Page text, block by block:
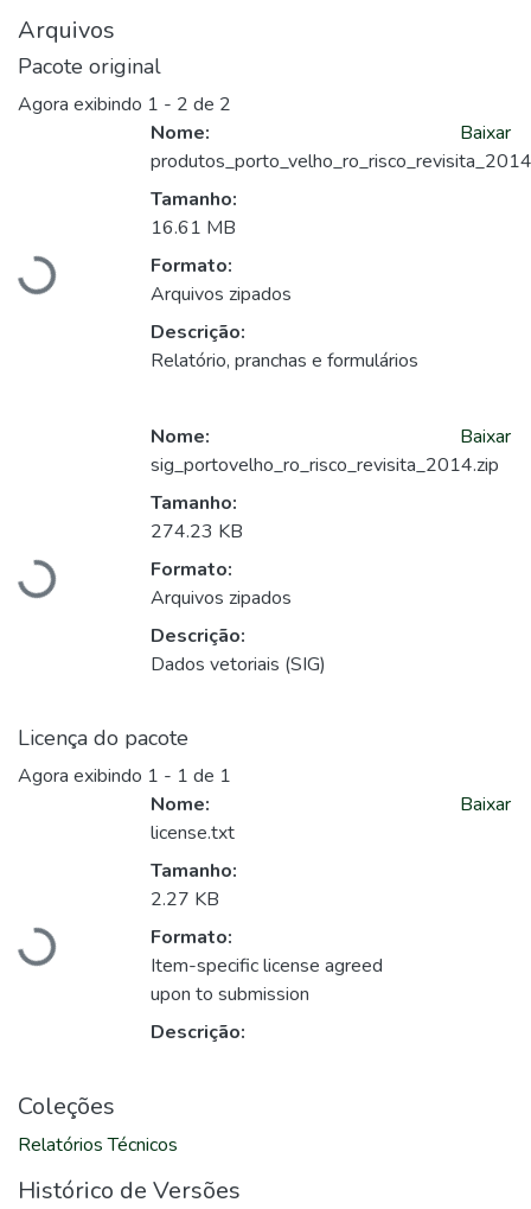
Arquivos
Pacote original
Agora exibindo 1 - 2 de 2
Carregando...
Nome:
Tamanho:
16.61 MB
Formato:
Arquivos zipados
Descrição:
Relatório, pranchas e formulários
Baixar
Carregando...
Nome:
sig_portovelho_ro_risco_revisita_2014.zip
Tamanho:
274.23 KB
Formato:
Arquivos zipados
Descrição:
Dados vetoriais (SIG)
Baixar
Licença do pacote
Agora exibindo 1 - 1 de 1
Carregando...
Nome:
license.txt
Tamanho:
2.27 KB
Formato:
Item-specific license agreed
upon to submission
Descrição:
Baixar
Coleções
Relatórios Técnicos
Histórico de Versões